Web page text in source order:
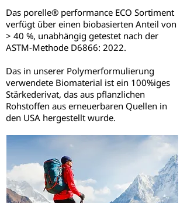
Das porelle® performance ECO Sortiment
verfügt über einen biobasierten Anteil von
> 40 %, unabhängig getestet nach der
ASTM-Methode D6866: 2022.
Das in unserer Polymerformulierung
verwendete Biomaterial ist ein 100%iges
Stärkederivat, das aus pflanzlichen
Rohstoffen aus erneuerbaren Quellen in
den USA hergestellt wurde.